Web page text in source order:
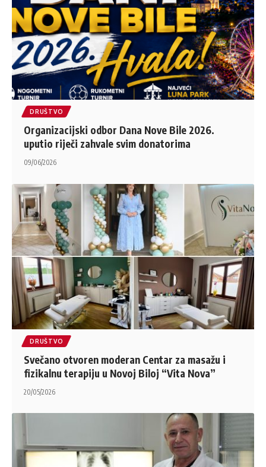
DRUŠTVO
Organizacijski odbor Dana Nove Bile 2026.
uputio riječi zahvale svim donatorima
09/06/2026
DRUŠTVO
Svečano otvoren moderan Centar za masažu i
fizikalnu terapiju u Novoj Biloj “Vita Nova”
20/05/2026